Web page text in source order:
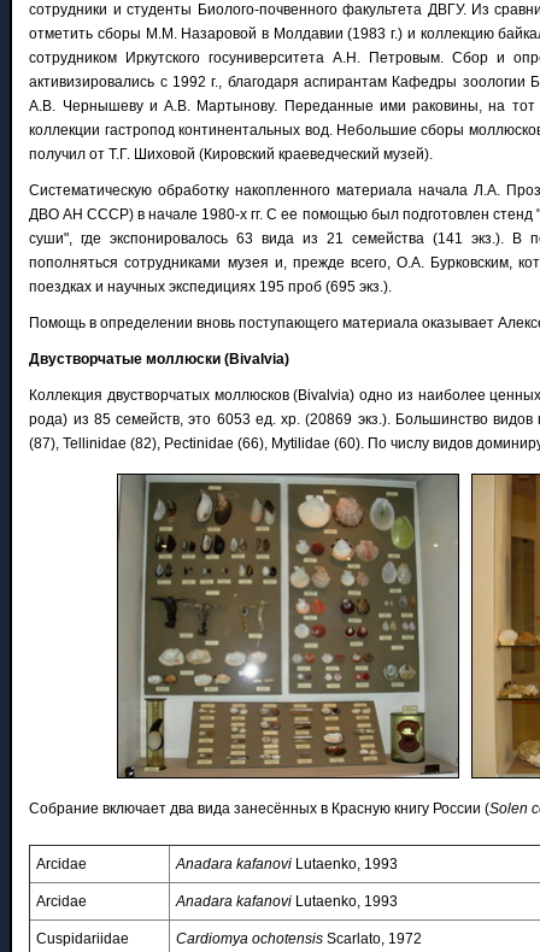
сотрудники и студенты Биолого-почвенного факультета ДВГУ. Из сра
отметить сборы М.М. Назаровой в Молдавии (1983 г.) и коллекцию
сотрудником Иркутского госуниверситета А.Н. Петровым. Сбор и
активизировались с 1992 г., благодаря аспирантам Кафедры зоологии
А.В. Чернышеву и А.В. Мартынову. Переданные ими раковины, на тот
коллекции гастропод континентальных вод. Небольшие сборы
получил от Т.Г. Шиховой (Кировский краеведческий музей).
Систематическую обработку накопленного материала начала Л.А.
ДВО АН СССР) в начале 1980-х гг. С ее помощью был подготовлен стенд
суши", где экспонировалось 63 вида из 21 семейства (141 экз.). В
пополняться сотрудниками музея и, прежде всего, О.А. Бурковским,
поездках и научных экспедициях 195 проб (695 экз.).
Помощь в определении вновь поступающего материала оказывает
Двустворчатые моллюски (Bivalvia)
Коллекция двустворчатых моллюсков (Bivalvia) одно из наиболее
рода) из 85 семейств, это 6053 ед. хр. (20869 экз.). Большинство
(87), Tellinidae (82), Pectinidae (66), Mytilidae (60). По числу видов
Собрание включает два вида занесённых в Красную книгу России (Solen
Arcidae Anadara kafanovi Lutaenko, 1993
Arcidae Anadara kafanovi Lutaenko, 1993
Cuspidariidae Cardiomya ochotensis Scarlato, 1972